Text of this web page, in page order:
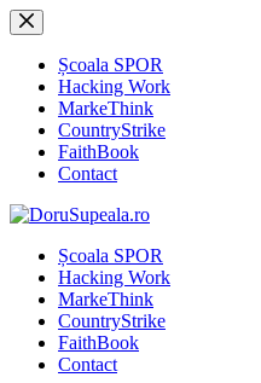
Sari
la
conținutȘcoala SPOR
Hacking Work
MarkeThink
CountryStrike
FaithBook
Contact
Școala SPOR
Hacking Work
MarkeThink
CountryStrike
FaithBook
Contact